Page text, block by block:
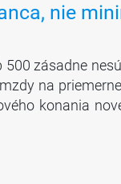
nie
zásadne
na
konania